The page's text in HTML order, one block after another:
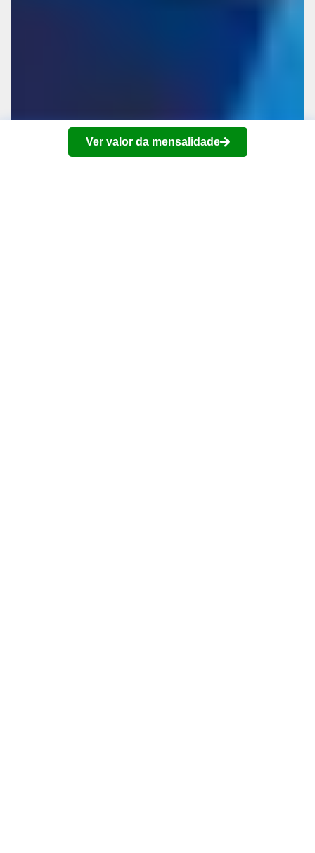
Ver valor da mensalidade